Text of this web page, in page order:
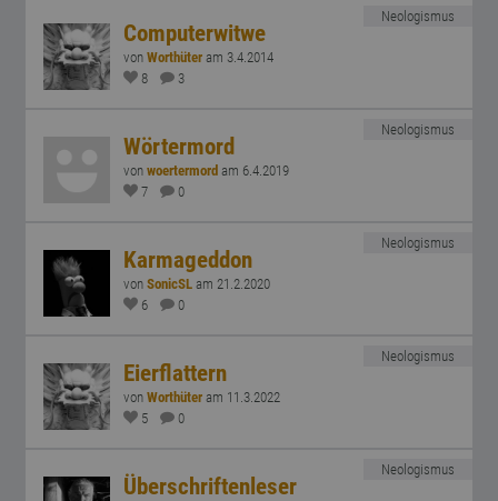
Neologismus
Computerwitwe
vonWorthüter am 3.4.2014
8
3
Neologismus
Wörtermord
vonwoertermord am 6.4.2019
7
0
Neologismus
Karmageddon
vonSonicSL am 21.2.2020
6
0
Neologismus
Eierflattern
vonWorthüter am 11.3.2022
5
0
Neologismus
Überschriftenleser